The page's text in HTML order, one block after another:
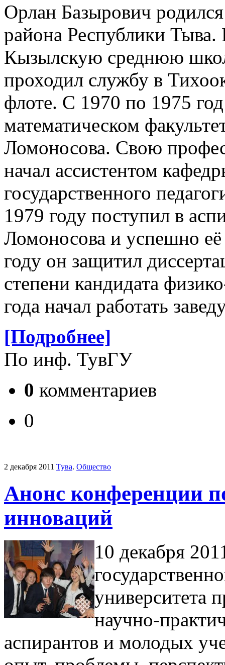
Орлан Базырович
района Республики
Кызылскую среднюю
проходил службу в
флоте. С 1970 по 1975
математическом
Ломоносова. Свою
начал ассистентом
государственного
1979 году поступил в
Ломоносова и успешно
году он защитил
степени кандидата
года начал работать
[Подробнее]
По инф. ТувГУ
0 комментариев
0
2 декабря 2011 Тува. Общество
Анонс конференции
инноваций
10 декабря
университета
научно-
аспирантов и молодых